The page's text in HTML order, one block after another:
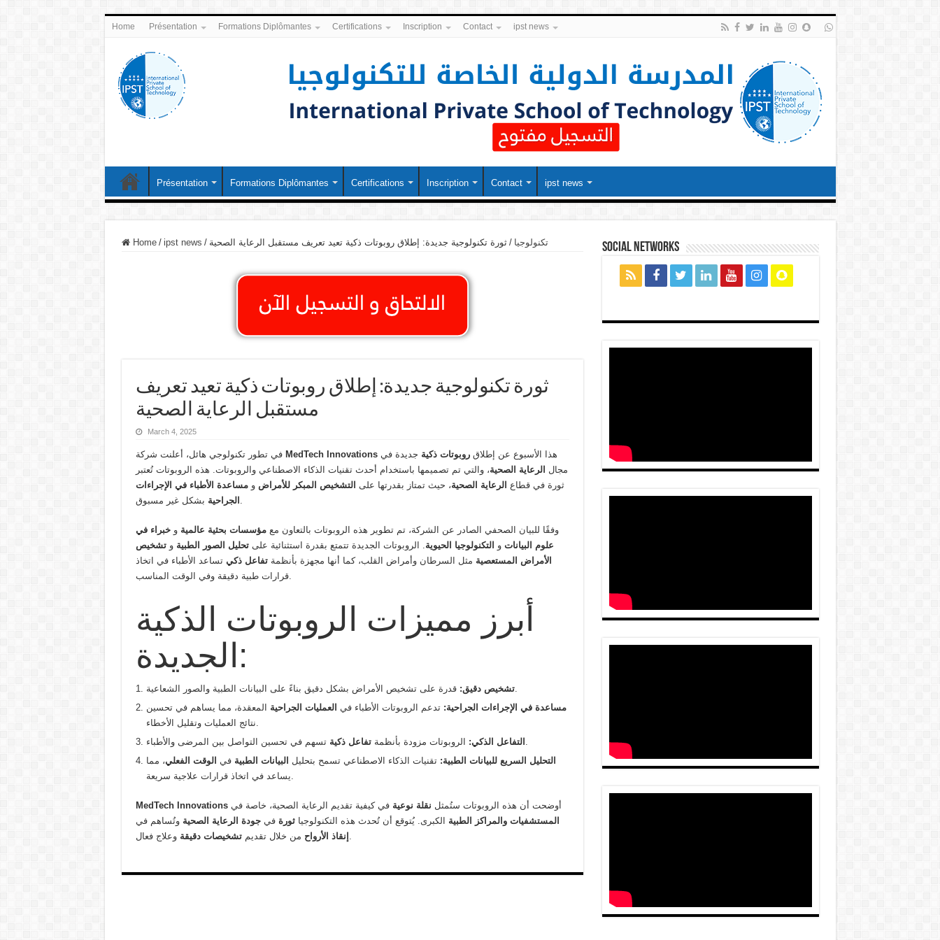
Home Présentation Formations Diplômantes Certifications Inscription Contact ipst news
Présentation Formations Diplômantes Certifications Inscription Contact ipst news
Home / ipst news / تكنولوجيا / ثورة تكنولوجية جديدة: إطلاق روبوتات ذكية تعيد تعريف مستقبل الرعاية الصحية
ثورة تكنولوجية جديدة: إطلاق روبوتات ذكية تعيد تعريف
مستقبل الرعاية الصحية
March 4, 2025
في تطور تكنولوجي هائل، أعلنت شركة MedTech Innovations هذا الأسبوع عن إطلاقروبوتات ذكية جديدة في
مجال الرعاية الصحية، والتي تم تصميمها باستخدام أحدث تقنيات الذكاء الاصطناعي والروبوتات. هذه الروبوتات تُعتبر
ثورة في قطاع الرعاية الصحية، حيث تمتاز بقدرتها على التشخيص المبكر للأمراض ومساعدة الأطباء في الإجراءات
الجراحية
وفقًا للبيان الصحفي الصادر عن الشركة، تم تطوير هذه الروبوتات بالتعاون معمؤسسات بحثية عالمية وخبراء في
علوم البيانات و التكنولوجيا الحيوية . الروبوتات الجديدة تتمتع بقدرة استثنائية علىتحليل الصور الطبية وتشخيص
الأمراض المستعصية مثل السرطان وأمراض القلب، كما أنها مجهزة بأنظمةتفاعل ذكي تساعد الأطباء في اتخاذ
قرارات طبية دقيقة وفي الوقت المناسب.
أبرز مميزات الروبوتات الذكية
الجديدة:
تشخيص دقيق:قدرة على تشخيص الأمراض بشكل دقيق بناءً على البيانات الطبية والصور الشعاعية.
مساعدة في الإجراءات الجراحية: تدعم الروبوتات الأطباء في العمليات الجراحية المعقدة، مما يساهم في تحسين
التفاعل الذكي: الروبوتات مزودة بأنظمةتفاعل ذكية
التحليل السريع للبيانات الطبية: تقنيات الذكاء الاصطناعي تسمح بتحليل البيانات الطبية في الوقت الفعلي، مما
MedTech Innovations أوضحت أن هذه الروبوتات ستُمثل نقلة نوعية في كيفية تقديم الرعاية الصحية، خاصة في
المستشفيات والمراكز الطبية الكبرى. يُتوقع أن تُحدث هذه التكنولوجياثورة فيجودة الرعاية الصحية وتُساهم في
إنقاذ الأرواح من خلال تقديمتشخيصات دقيقة
social networks